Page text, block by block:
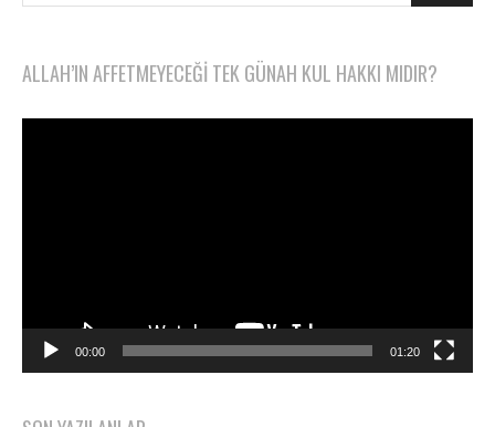
ALLAH’IN AFFETMEYECEĞI TEK GÜNAH KUL HAKKI MIDIR?
00:00 01:20